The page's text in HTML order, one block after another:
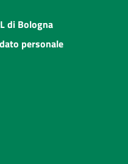
di Bologna
personale